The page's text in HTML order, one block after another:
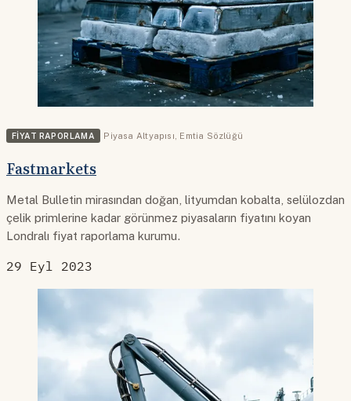
FIYAT RAPORLAMA Piyasa Altyapısı Emtia Sözlüğü
Fastmarkets
Metal Bulletin mirasından doğan, lityumdan kobalta, selülozdan
çelik primlerine kadar görünmez piyasaların fiyatını koyan
Londralı fiyat raporlama kurumu.
29 Eyl 2023